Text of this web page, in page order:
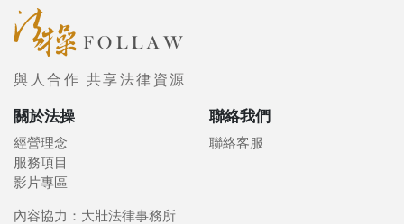
與人合作 共享法律資源
關於法操
經營理念
服務項目
影片專區
聯絡我們
聯絡客服
內容協力：大壯法律事務所